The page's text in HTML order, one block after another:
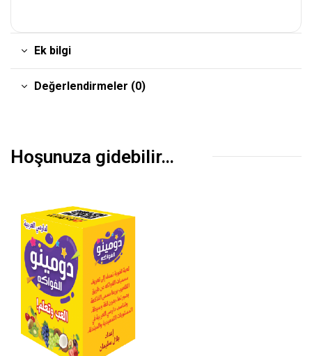
Ek bilgi
Değerlendirmeler (0)
Hoşunuza gidebilir…